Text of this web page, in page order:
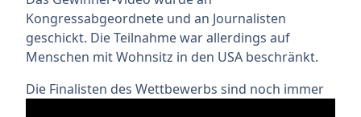
Kongressabgeordnete und an Journalisten
geschickt. Die Teilnahme war allerdings auf
Menschen mit Wohnsitz in den USA beschränkt.
Die Finalisten des Wettbewerbs sind noch immer